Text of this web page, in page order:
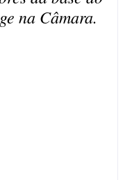
na Câmara.